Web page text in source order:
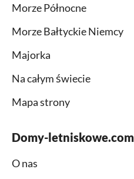
Morze Północne
Morze Bałtyckie Niemcy
Majorka
Na całym świecie
Mapa strony
Domy-letniskowe.com
O nas